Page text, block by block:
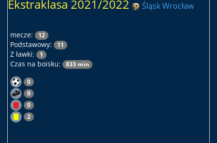
Ekstraklasa 2021/2022 Śląsk Wrocław
mecze: 12
Podstawowy: 11
Z ławki: 1
Czas na boisku: 833 min
0
0
0
2